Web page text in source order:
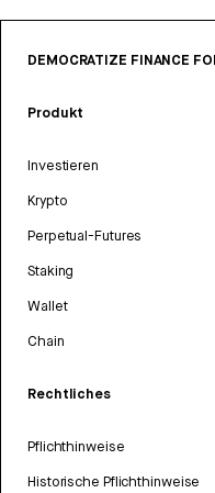
DEMOCRATIZE FINANCE
Produkt
Investieren
Krypto
Perpetual-Futures
Staking
Wallet
Chain
Rechtliches
Pflichthinweise
Historische Pflichthinweise